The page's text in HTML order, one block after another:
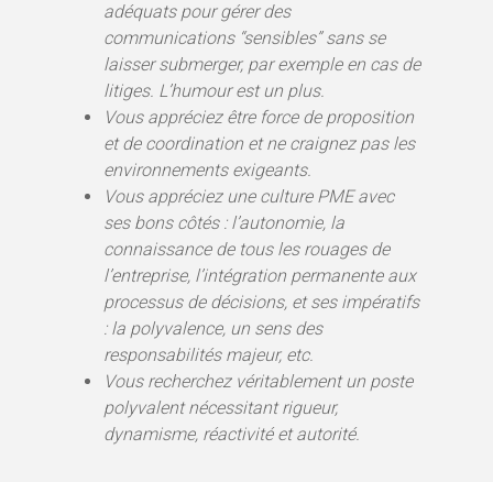
adéquats pour gérer des
communications ‘‘sensibles’’ sans se
laisser submerger, par exemple en cas de
litiges. L’humour est un plus.
Vous appréciez être force de proposition
et de coordination et ne craignez pas les
environnements exigeants.
Vous appréciez une culture PME avec
ses bons côtés : l’autonomie, la
connaissance de tous les rouages de
l’entreprise, l’intégration permanente aux
processus de décisions, et ses impératifs
: la polyvalence, un sens des
responsabilités majeur, etc.
Vous recherchez véritablement un poste
polyvalent nécessitant rigueur,
dynamisme, réactivité et autorité.